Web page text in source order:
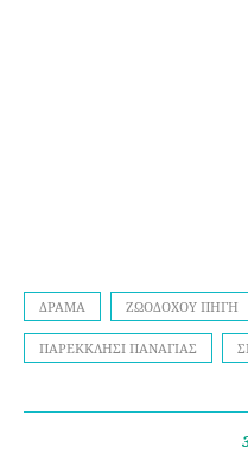
ΔΡΆΜΑ ΖΩΟΔΌΧΟΥ ΠΗΓΉ
ΠΑΡΕΚΚΛΉΣΙ ΠΑΝΑΓΊΑΣ